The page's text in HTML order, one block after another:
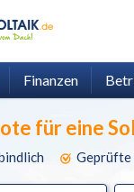
Finanzen
für eine
Geprüfte